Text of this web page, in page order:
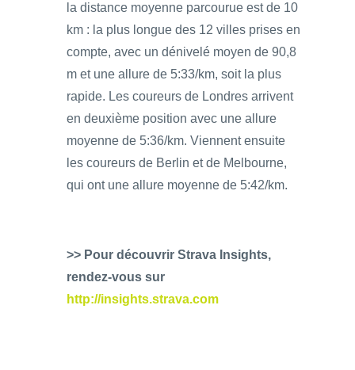
la distance moyenne parcourue est de 10
km : la plus longue des 12 villes prises en
compte, avec un dénivelé moyen de 90,8
m et une allure de 5:33/km, soit la plus
rapide. Les coureurs de Londres arrivent
en deuxième position avec une allure
moyenne de 5:36/km. Viennent ensuite
les coureurs de Berlin et de Melbourne,
qui ont une allure moyenne de 5:42/km.
>> Pour découvrir Strava Insights,
rendez-vous sur
http://insights.strava.com